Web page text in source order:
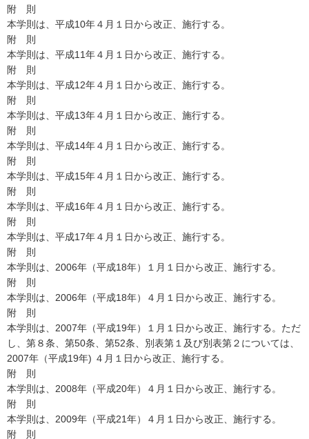
附 則
本学則は、平成10年４月１日から改正、施行する。
附 則
本学則は、平成11年４月１日から改正、施行する。
附 則
本学則は、平成12年４月１日から改正、施行する。
附 則
本学則は、平成13年４月１日から改正、施行する。
附 則
本学則は、平成14年４月１日から改正、施行する。
附 則
本学則は、平成15年４月１日から改正、施行する。
附 則
本学則は、平成16年４月１日から改正、施行する。
附 則
本学則は、平成17年４月１日から改正、施行する。
附 則
本学則は、2006年（平成18年）１月１日から改正、施行する。
附 則
本学則は、2006年（平成18年）４月１日から改正、施行する。
附 則
本学則は、2007年（平成19年）１月１日から改正、施行する。ただ
し、第８条、第50条、第52条、別表第１及び別表第２については、
2007年（平成19年) ４月１日から改正、施行する。
附 則
本学則は、2008年（平成20年）４月１日から改正、施行する。
附 則
本学則は、2009年（平成21年）４月１日から改正、施行する。
附 則